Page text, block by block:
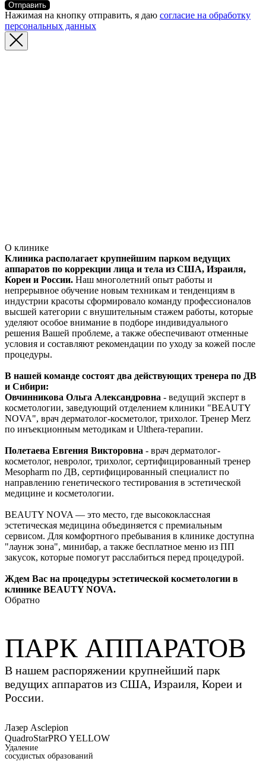
Отправить
Нажимая на кнопку отправить, я даю согласие на обработку
персональных данных
О клинике
Клиника располагает крупнейшим парком ведущих
аппаратов по коррекции лица и тела из США, Израиля,
Кореи и России. Наш многолетний опыт работы и
непрерывное обучение новым техникам и тенденциям в
индустрии красоты сформировало команду профессионалов
высшей категории с внушительным стажем работы, которые
уделяют особое внимание в подборе индивидуального
решения Вашей проблеме, а также обеспечивают отменные
условия и составляют рекомендации по уходу за кожей после
процедуры.
В нашей команде состоят два действующих тренера по ДВ
и Сибири:
Овчинникова Ольга Александровна - ведущий эксперт в
косметологии, заведующий отделением клиники "BEAUTY
NOVA", врач дерматолог-косметолог, трихолог. Тренер Merz
по инъекционным методикам и Ulthera-терапии.
Полетаева Евгения Викторовна - врач дерматолог-
косметолог, невролог, трихолог, сертифицированный тренер
Mesopharm по ДВ, сертифицированный специалист по
направлению генетического тестирования в эстетической
медицине и косметологии.
BEAUTY NOVA — это место, где высококлассная
эстетическая медицина объединяется с премиальным
сервисом. Для комфортного пребывания в клинике доступна
"лаунж зона", минибар, а также бесплатное меню из ПП
закусок, которые помогут расслабиться перед процедурой.
Ждем Вас на процедуры эстетической косметологии в
клинике BEAUTY NOVA.
Обратно
ПАРК АППАРАТОВ
В нашем распоряжении крупнейший парк
ведущих аппаратов из США, Израиля, Кореи и
России.
Лазер Asclepion
QuadroStarPRO YELLOW
Удаление
сосудистых образований